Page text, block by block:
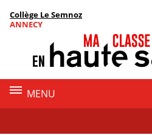
Menu de la rubrique
Contenu
Collège Le Semnoz
ANNECY
MENU